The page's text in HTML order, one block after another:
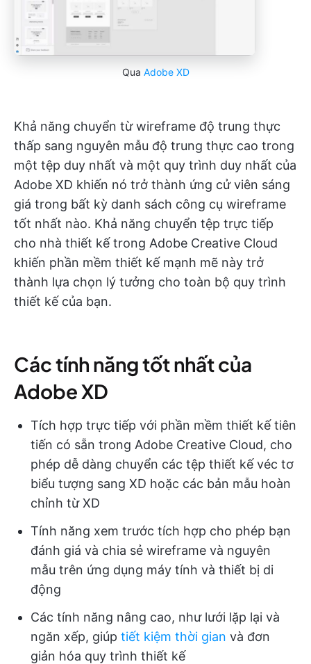
Qua Adobe XD
Khả năng chuyển từ wireframe độ trung thực
thấp sang nguyên mẫu độ trung thực cao trong
một tệp duy nhất và một quy trình duy nhất của
Adobe XD khiến nó trở thành ứng cử viên sáng
giá trong bất kỳ danh sách công cụ wireframe
tốt nhất nào. Khả năng chuyển tệp trực tiếp
cho nhà thiết kế trong Adobe Creative Cloud
khiến phần mềm thiết kế mạnh mẽ này trở
thành lựa chọn lý tưởng cho toàn bộ quy trình
thiết kế của bạn.
Các tính năng tốt nhất của
Adobe XD
Tích hợp trực tiếp với phần mềm thiết kế tiên
tiến có sẵn trong Adobe Creative Cloud, cho
phép dễ dàng chuyển các tệp thiết kế véc tơ
biểu tượng sang XD hoặc các bản mẫu hoàn
chỉnh từ XD
Tính năng xem trước tích hợp cho phép bạn
đánh giá và chia sẻ wireframe và nguyên
mẫu trên ứng dụng máy tính và thiết bị di
động
Các tính năng nâng cao, như lưới lặp lại và
ngăn xếp, giúp tiết kiệm thời gian và đơn
giản hóa quy trình thiết kế